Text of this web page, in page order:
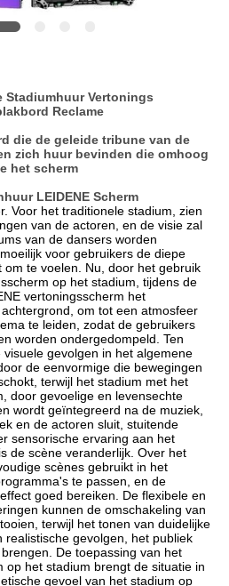
Stadiumhuur Vertonings
Reclame
die de geleide tribune van de
zich huur bevinden die omhoog
het scherm
LEIDENE Scherm
Voor het traditionele stadium, zien
van de actoren, en de visie zal
van de dansers worden
voor gebruikers de diepe
om te voelen. Nu, door het gebruik
op het stadium, tijdens de
vertoningsscherm het
om tot een atmosfeer
te leiden, zodat de gebruikers
worden ondergedompeld. Ten
gevolgen in het algemene
de eenvormige die bewegingen
terwijl het stadium met het
door gevoelige en levensechte
wordt geïntegreerd na de muziek,
en de actoren sluit, stuitende
sensorische ervaring aan het
de scène veranderlijk. Over het
scènes gebruikt in het
te passen, en de
goed bereiken. De flexibele en
kunnen de omschakeling van
terwijl het tonen van duidelijke
realistische gevolgen, het publiek
De toepassing van het
op het stadium brengt de situatie in
gevoel van het stadium op